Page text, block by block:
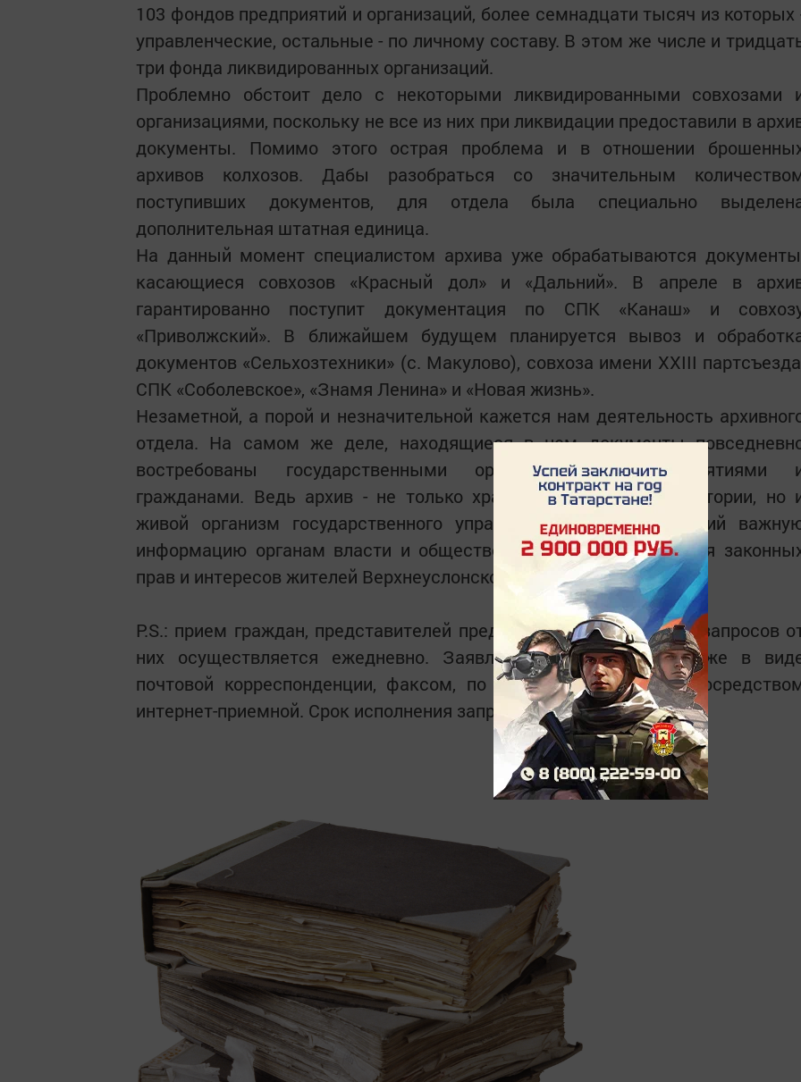
103 фондов предприятий и организаций, более семнадцати тысяч из которых
управленческие, остальные - по личному составу. В этом же числе и
три фонда ликвидированных организаций.
Проблемно обстоит дело с некоторыми ликвидированными совхозами
организациями, поскольку не все из них при ликвидации предоставили в
документы. Помимо этого острая проблема и в отношении
архивов колхозов. Дабы разобраться со значительным
поступивших документов, для отдела была специально
дополнительная штатная единица.
На данный момент специалистом архива уже обрабатываются
касающиеся совхозов «Красный дол» и «Дальний». В апреле в
гарантированно поступит документация по СПК «Канаш» и
«Приволжский». В ближайшем будущем планируется вывоз и
документов «Сельхозтехники» (с. Макулово), совхоза имени XXIII
СПК «Соболевское», «Знамя Ленина» и «Новая жизнь».
Незаметной, а порой и незначительной кажется нам деятельность
отдела. На самом же деле, находящиеся в нем документы
востребованы государственными организациями, предприятиями
гражданами. Ведь архив - не только хранилище документов истории, но
живой организм государственного управления, предоставляющий
информацию органам власти и общественности для обеспечения
прав и интересов жителей Верхнеуслонского района.
P.S.: прием граждан, представителей предприятий, учреждений и запросов
них осуществляется ежедневно. Заявления принимаются также в
почтовой корреспонденции, факсом, по электронной почте и
интернет-приемной. Срок исполнения запросов - до 30 дней.